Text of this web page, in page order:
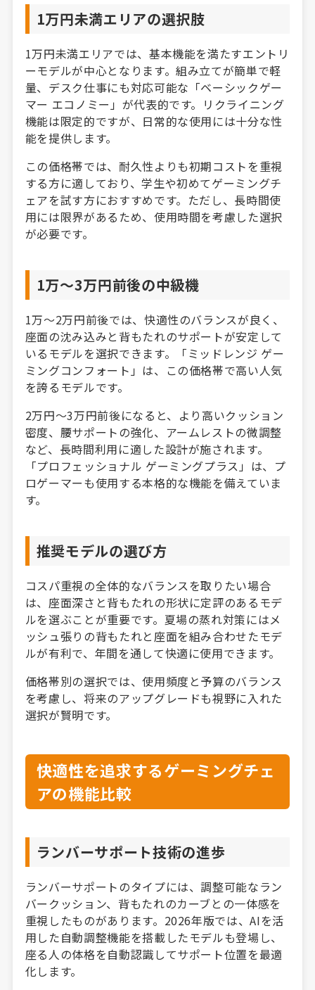
1万円未満エリアの選択肢
1万円未満エリアでは、基本機能を満たすエントリ
ーモデルが中心となります。組み立てが簡単で軽
量、デスク仕事にも対応可能な「ベーシックゲー
マー エコノミー」が代表的です。リクライニング
機能は限定的ですが、日常的な使用には十分な性
能を提供します。
この価格帯では、耐久性よりも初期コストを重視
する方に適しており、学生や初めてゲーミングチ
ェアを試す方におすすめです。ただし、長時間使
用には限界があるため、使用時間を考慮した選択
が必要です。
1万〜3万円前後の中級機
1万〜2万円前後では、快適性のバランスが良く、
座面の沈み込みと背もたれのサポートが安定して
いるモデルを選択できます。「ミッドレンジ ゲー
ミングコンフォート」は、この価格帯で高い人気
を誇るモデルです。
2万円〜3万円前後になると、より高いクッション
密度、腰サポートの強化、アームレストの微調整
など、長時間利用に適した設計が施されます。
「プロフェッショナル ゲーミングプラス」は、プ
ロゲーマーも使用する本格的な機能を備えていま
す。
推奨モデルの選び方
コスパ重視の全体的なバランスを取りたい場合
は、座面深さと背もたれの形状に定評のあるモデ
ルを選ぶことが重要です。夏場の蒸れ対策にはメ
ッシュ張りの背もたれと座面を組み合わせたモデ
ルが有利で、年間を通して快適に使用できます。
価格帯別の選択では、使用頻度と予算のバランス
を考慮し、将来のアップグレードも視野に入れた
選択が賢明です。
快適性を追求するゲーミングチェ
アの機能比較
ランバーサポート技術の進歩
ランバーサポートのタイプには、調整可能なラン
バークッション、背もたれのカーブとの一体感を
重視したものがあります。2026年版では、AIを活
用した自動調整機能を搭載したモデルも登場し、
座る人の体格を自動認識してサポート位置を最適
化します。